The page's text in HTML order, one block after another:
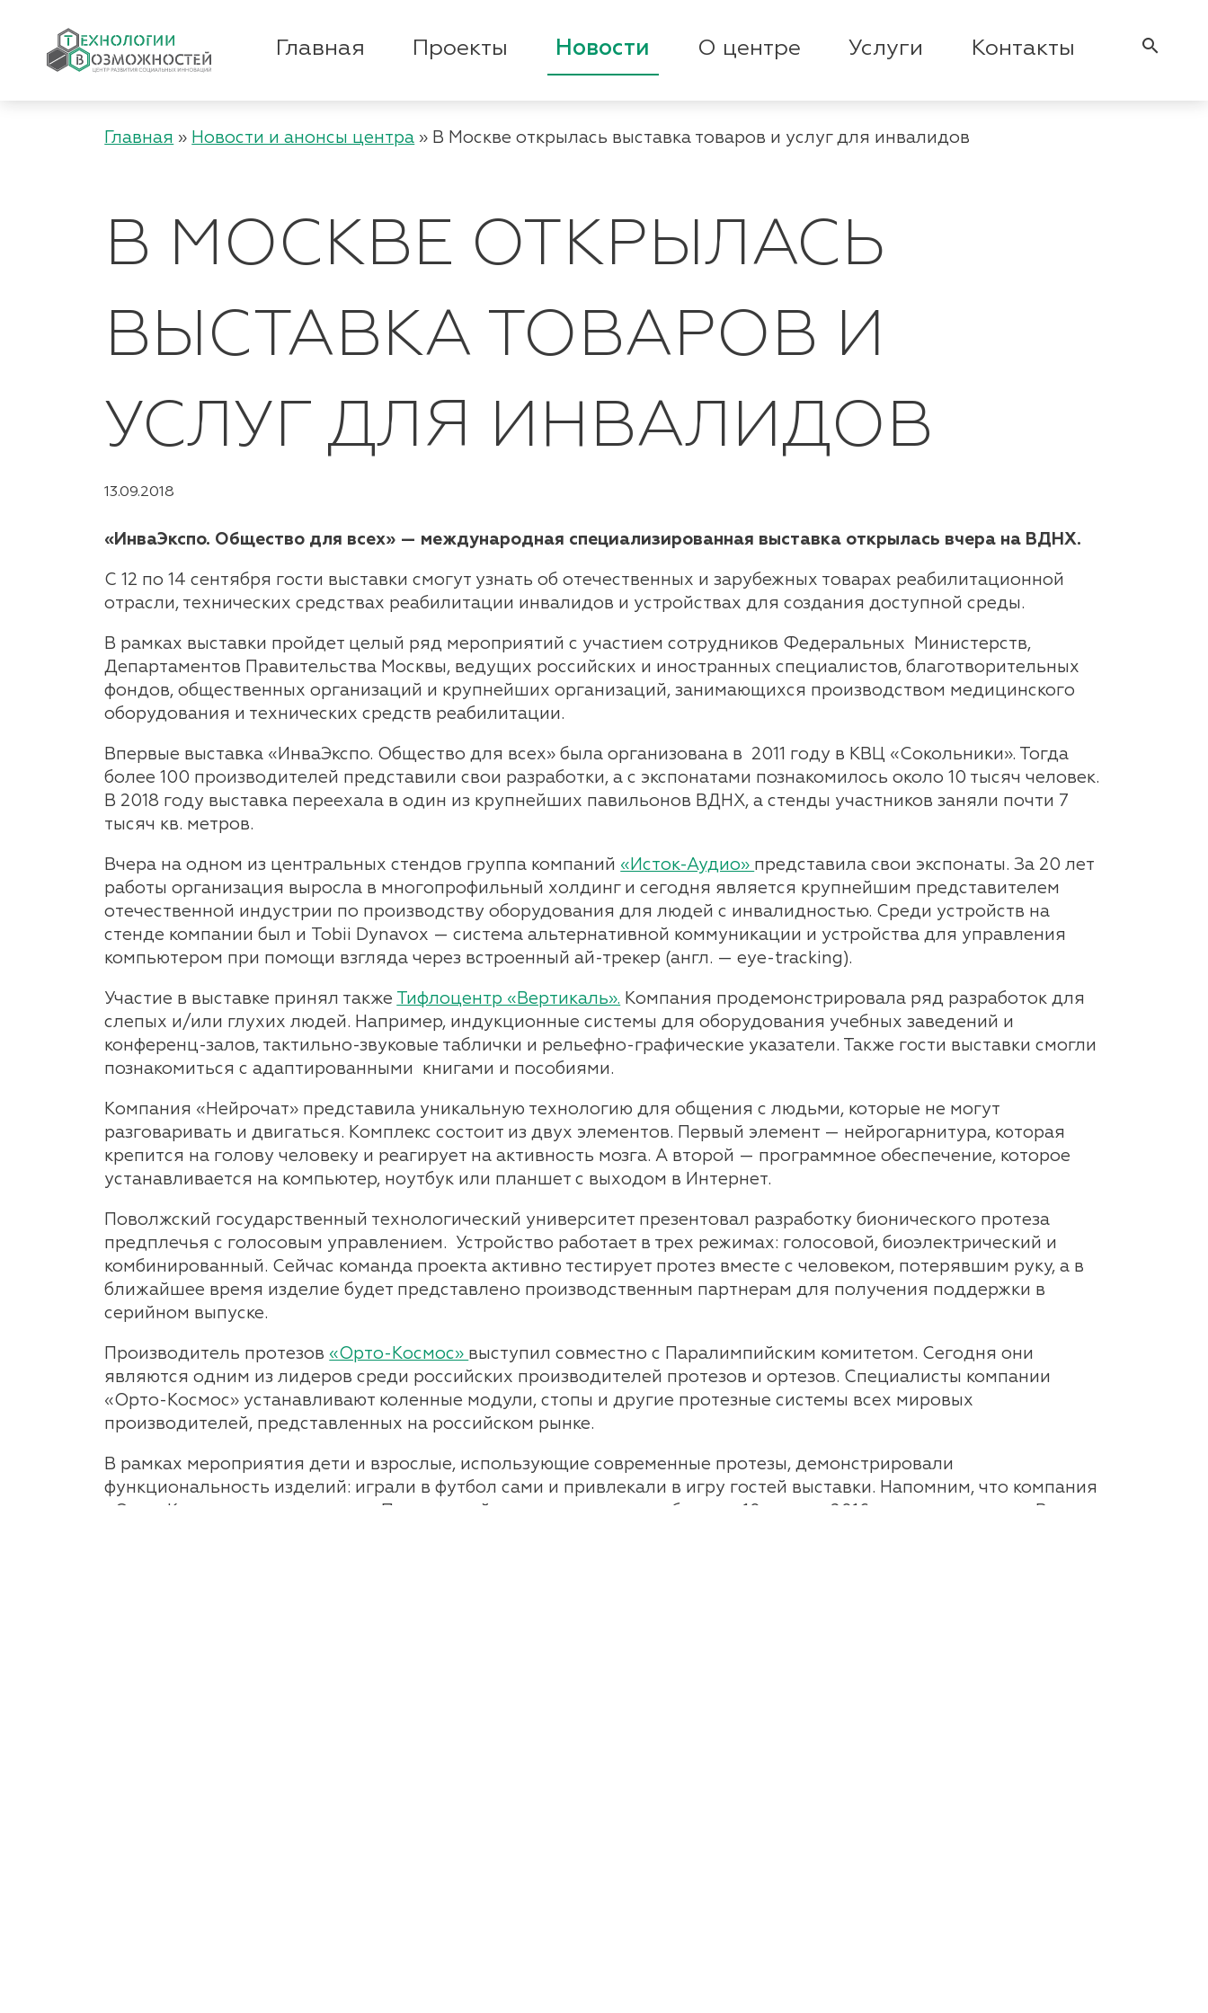
Главная Проекты Новости О центре Услуги Контакты search
Главная » Новости и анонсы центра » В Москве открылась выставка товаров и услуг для инвалидов
В МОСКВЕ ОТКРЫЛАСЬ
ВЫСТАВКА ТОВАРОВ И
УСЛУГ ДЛЯ ИНВАЛИДОВ
13.09.2018
«ИнваЭкспо. Общество для всех» — международная специализированная выставка открылась вчера на ВДНХ.
С 12 по 14 сентября гости выставки смогут узнать об отечественных и зарубежных товарах реабилитационной
отрасли, технических средствах реабилитации инвалидов и устройствах для создания доступной среды.
В рамках выставки пройдет целый ряд мероприятий с участием сотрудников Федеральных Министерств,
Департаментов Правительства Москвы, ведущих российских и иностранных специалистов, благотворительных
фондов, общественных организаций и крупнейших организаций, занимающихся производством медицинского
оборудования и технических средств реабилитации.
Впервые выставка «ИнваЭкспо. Общество для всех» была организована в 2011 году в КВЦ «Сокольники». Тогда
более 100 производителей представили свои разработки, а с экспонатами познакомилось около 10 тысяч человек.
В 2018 году выставка переехала в один из крупнейших павильонов ВДНХ, а стенды участников заняли почти 7
тысяч кв. метров.
Вчера на одном из центральных стендов группа компаний «Исток-Аудио» представила свои экспонаты. За 20 лет
работы организация выросла в многопрофильный холдинг и сегодня является крупнейшим представителем
отечественной индустрии по производству оборудования для людей с инвалидностью. Среди устройств на
стенде компании был и Tobii Dynavox — система альтернативной коммуникации и устройства для управления
компьютером при помощи взгляда через встроенный ай-трекер (англ. — еye-tracking).
Участие в выставке принял также Тифлоцентр «Вертикаль». Компания продемонстрировала ряд разработок для
слепых и/или глухих людей. Например, индукционные системы для оборудования учебных заведений и
конференц-залов, тактильно-звуковые таблички и рельефно-графические указатели. Также гости выставки смогли
познакомиться с адаптированными книгами и пособиями.
Компания «Нейрочат» представила уникальную технологию для общения с людьми, которые не могут
разговаривать и двигаться. Комплекс состоит из двух элементов. Первый элемент — нейрогарнитура, которая
крепится на голову человеку и реагирует на активность мозга. А второй — программное обеспечение, которое
устанавливается на компьютер, ноутбук или планшет с выходом в Интернет.
Поволжский государственный технологический университет презентовал разработку бионического протеза
предплечья с голосовым управлением. Устройство работает в трех режимах: голосовой, биоэлектрический и
комбинированный. Сейчас команда проекта активно тестирует протез вместе с человеком, потерявшим руку, а в
ближайшее время изделие будет представлено производственным партнерам для получения поддержки в
серийном выпуске.
Производитель протезов «Орто-Космос» выступил совместно с Паралимпийским комитетом. Сегодня они
являются одним из лидеров среди российских производителей протезов и ортезов. Специалисты компании
«Орто-Космос» устанавливают коленные модули, стопы и другие протезные системы всех мировых
производителей, представленных на российском рынке.
В рамках мероприятия дети и взрослые, использующие современные протезы, демонстрировали
функциональность изделий: играли в футбол сами и привлекали в игру гостей выставки. Напомним, что компания
«Орто-Космос» сотрудничает с Паралимпийским комитетом уже больше 10 лет, а в 2016 году представила Россию